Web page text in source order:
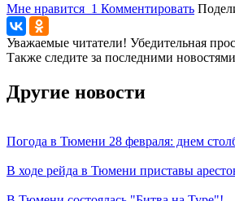
Мне нравится 1 Комментировать
Уважаемые читатели! Убедительная
Также следите за последними
Другие новости
Погода в Тюмени 28 февраля: днем
В ходе рейда в Тюмени приставы